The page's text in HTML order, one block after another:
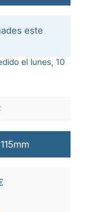
este
el lunes, 10
115mm